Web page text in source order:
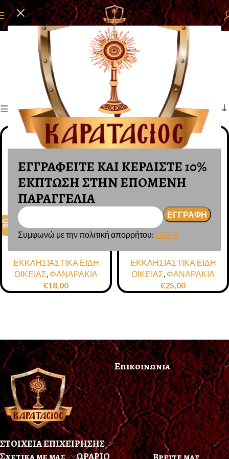
ΕΓΓΡΑΦΕΙΤΕ ΚΑΙ ΚΕΡΔΙΣΤΕ 10%
ΕΚΠΤΩΣΗ ΣΤΗΝ ΕΠΟΜΕΝΗ
ΠΑΡΑΓΓΕΛΙΑ
Συμφωνώ με την πολιτική απορρήτου: GDPR
Αρχική σελίδα
ΕΚΚΛΗΣΙΑΣΤΙΚΑ ΕΙΔΗ ΟΙΚΕΙΑΣ
ΦΑΝΑΡΑΚΙΑ
ΦΑΝΑΡΑΚΙΑ
Φίλτρα
ΦΑΝΑΡΑΚΙ ΜΕΤΑΛΛΙΚΟ
ΕΚΡΟΥ
ΕΚΚΛΗΣΙΑΣΤΙΚΑ ΕΙΔΗ
ΟΙΚΕΙΑΣ, ΦΑΝΑΡΑΚΙΑ
€18,00
ΦΑΝΑΡΑΚΙ ΜΕΤΑΛΛΙΚΟ
ΚΟΚΚΙΝΟ
ΕΚΚΛΗΣΙΑΣΤΙΚΑ ΕΙΔΗ
ΟΙΚΕΙΑΣ, ΦΑΝΑΡΑΚΙΑ
€25,00
ΣΤΟΙΧΕΙΑ ΕΠΙΧΕΙΡΗΣΗΣ
Επικοινωνια
Σχετικα με μας
ΩΡΑΡΙΟ